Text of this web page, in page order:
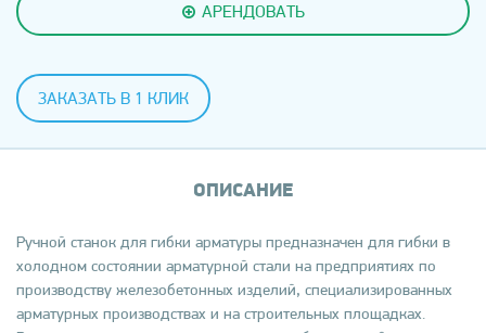
АРЕНДОВАТЬ
ЗАКАЗАТЬ В 1 КЛИК
ОПИСАНИЕ
Ручной станок для гибки арматуры предназначен для гибки в
холодном состоянии арматурной стали на предприятиях по
производству железобетонных изделий, специализированных
арматурных производствах и на строительных площадках.